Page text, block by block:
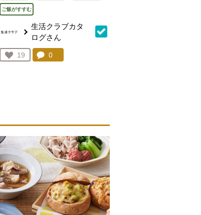
ご飯がすすむ
生活クラブカタ
ログさん
お気に入り登録：
19
人が登録
コメント：
0件。コメントを見る。